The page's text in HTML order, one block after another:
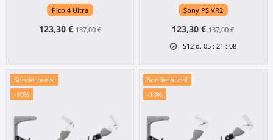
Pico 4 Ultra
123,30 € 137,00 €
Sony PS VR2
123,30 €137,00 €
512 d. 05 : 21 :08
Sonderpreis!
-10%
Sonderpreis!
-10%